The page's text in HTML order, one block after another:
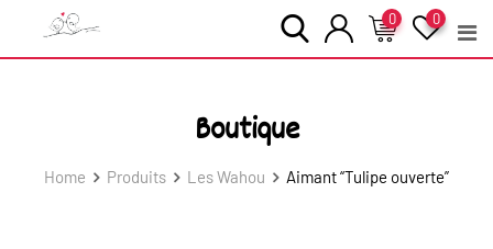
0
0
Boutique
Home Produits Les Wahou Aimant “Tulipe ouverte”